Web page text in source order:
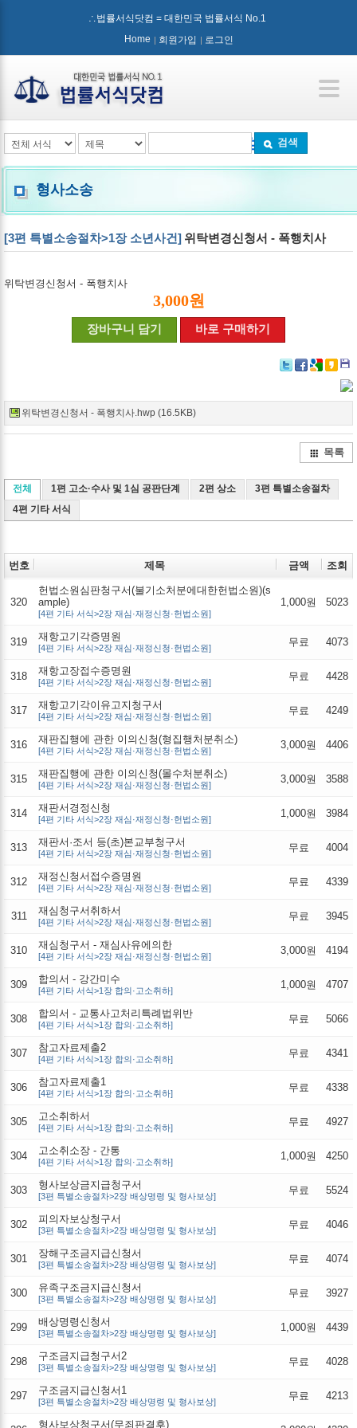
∴법률서식닷컴 = 대한민국 법률서식 No.1
Home
회원가입 로그인
검색
형사소송
[3편 특별소송절차>1장 소년사건] 위탁변경신청서 - 폭행치사
위탁변경신청서 - 폭행치사
3,000원
장바구니 담기 바로 구매하기
Google+
위탁변경신청서 - 폭행치사.hwp (16.5KB)
목록
전체 1편 고소·수사 및 1심 공판단계 2편 상소
3편 특별소송절차
4편 기타 서식
번호 제목 금액 조회
320
헌법소원심판청구서(불기소처분에대한헌법소원)(s
ample)
[4편 기타 서식>2장 재심·재정신청·헌법소원]
1,000원 5023
319 재항고기각증명원
[4편 기타 서식>2장 재심·재정신청·헌법소원] 무료 4073
318 재항고장접수증명원
[4편 기타 서식>2장 재심·재정신청·헌법소원] 무료 4428
317 재항고기각이유고지청구서
[4편 기타 서식>2장 재심·재정신청·헌법소원] 무료 4249
316 재판집행에 관한 이의신청(형집행처분취소)
[4편 기타 서식>2장 재심·재정신청·헌법소원] 3,000원 4406
315 재판집행에 관한 이의신청(몰수처분취소)
[4편 기타 서식>2장 재심·재정신청·헌법소원] 3,000원 3588
314 재판서경정신청
[4편 기타 서식>2장 재심·재정신청·헌법소원] 1,000원 3984
313 재판서·조서 등(초)본교부청구서
[4편 기타 서식>2장 재심·재정신청·헌법소원] 무료 4004
312 재정신청서접수증명원
[4편 기타 서식>2장 재심·재정신청·헌법소원] 무료 4339
311 재심청구서취하서
[4편 기타 서식>2장 재심·재정신청·헌법소원] 무료 3945
310 재심청구서 - 재심사유에의한
[4편 기타 서식>2장 재심·재정신청·헌법소원] 3,000원 4194
309 합의서 - 강간미수
[4편 기타 서식>1장 합의·고소취하] 1,000원 4707
308 합의서 - 교통사고처리특례법위반
[4편 기타 서식>1장 합의·고소취하] 무료 5066
307 참고자료제출2
[4편 기타 서식>1장 합의·고소취하] 무료 4341
306 참고자료제출1
[4편 기타 서식>1장 합의·고소취하] 무료 4338
305 고소취하서
[4편 기타 서식>1장 합의·고소취하] 무료 4927
304 고소취소장 - 간통
[4편 기타 서식>1장 합의·고소취하] 1,000원 4250
303 형사보상금지급청구서
[3편 특별소송절차>2장 배상명령 및 형사보상] 무료 5524
302 피의자보상청구서
[3편 특별소송절차>2장 배상명령 및 형사보상] 무료 4046
301 장해구조금지급신청서
[3편 특별소송절차>2장 배상명령 및 형사보상] 무료 4074
300 유족구조금지급신청서
[3편 특별소송절차>2장 배상명령 및 형사보상] 무료 3927
299 배상명령신청서
[3편 특별소송절차>2장 배상명령 및 형사보상] 1,000원 4439
298 구조금지급청구서2
[3편 특별소송절차>2장 배상명령 및 형사보상] 무료 4028
297 구조금지급신청서1
[3편 특별소송절차>2장 배상명령 및 형사보상] 무료 4213
형사보상청구서(무죄판결후)